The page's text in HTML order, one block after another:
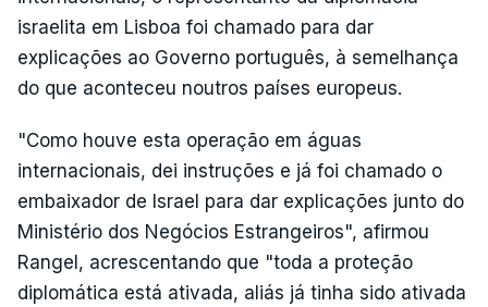
israelita em Lisboa foi chamado para dar
explicações ao Governo português, à semelhança
do que aconteceu noutros países europeus.
"Como houve esta operação em águas
internacionais, dei instruções e já foi chamado o
embaixador de Israel para dar explicações junto do
Ministério dos Negócios Estrangeiros", afirmou
Rangel, acrescentando que "toda a proteção
diplomática está ativada, aliás já tinha sido ativada